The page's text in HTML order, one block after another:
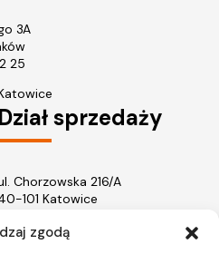
zgodą
3A
25
Dział sprzedaży
Chorzowska 216/A
101 Katowice